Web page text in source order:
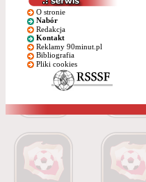
O stronie
Nabór
Redakcja
Kontakt
Reklamy 90minut.pl
Bibliografia
Pliki cookies